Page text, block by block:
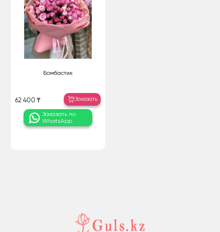
Бомбастик
62 400 ₸ Заказать
Заказать по
WhatsApp